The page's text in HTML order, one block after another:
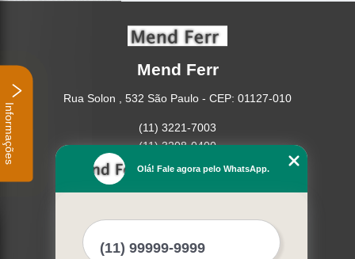
Mend Ferr
Rua Solon , 532 São Paulo - CEP: 01127-010
(11) 3221-7003
(11) 3208-0400
Home
Empresa
Contato
Olá! Fale agora pelo WhatsApp.
Informações